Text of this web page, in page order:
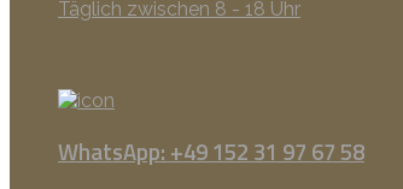
Täglich zwischen 8 - 18 Uhr
WhatsApp: +49 152 31 97 67 58